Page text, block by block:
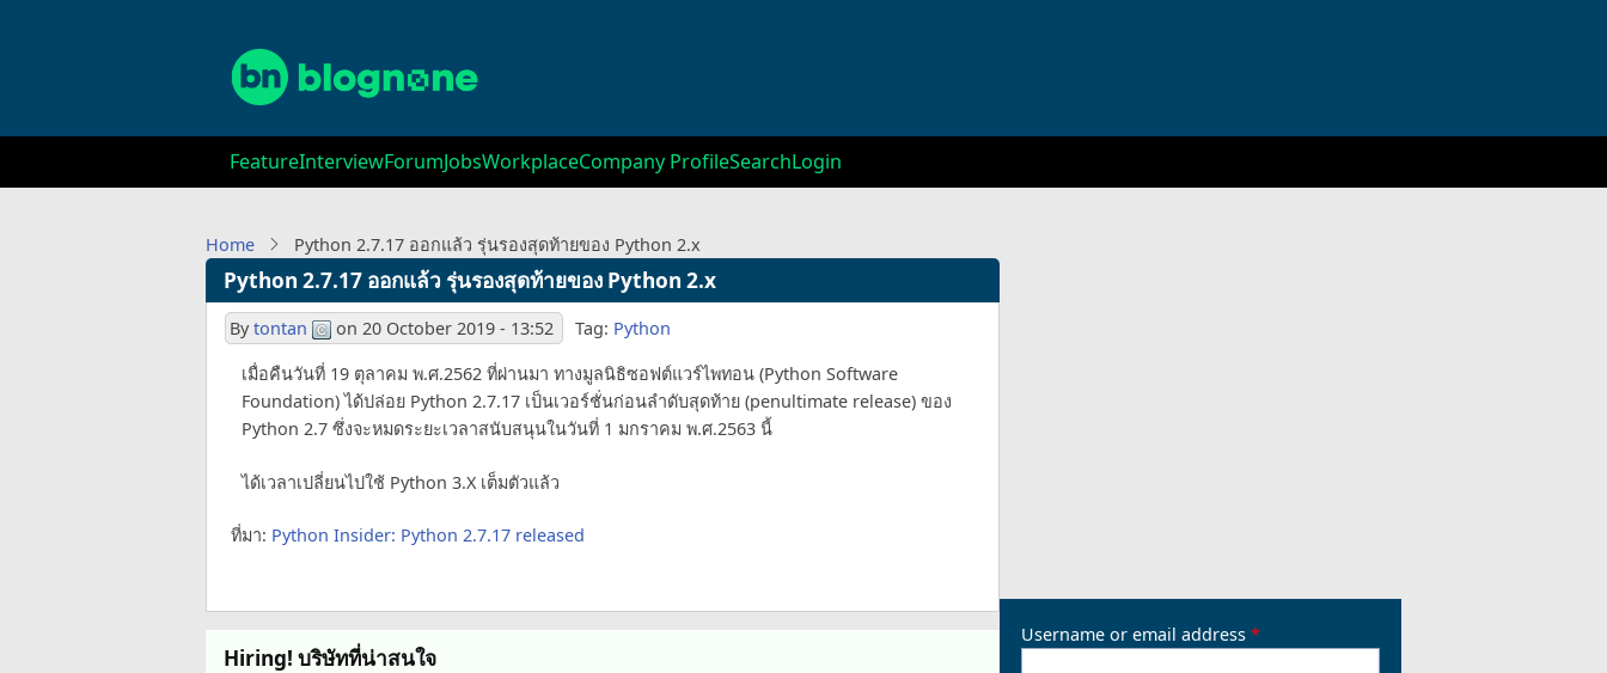
Main
navigation
FeatureInterviewForumJobsWorkplaceCompany ProfileSearchLogin
Home Python 2.7.17 ออกแล้ว รุ่นรองสุดท้ายของ Python 2.x
Python 2.7.17 ออกแล้ว รุ่นรองสุดท้ายของ Python 2.x
Bytontan on 20 October 2019 - 13:52 Tag: Python
เมื่อคืนวันที่ 19 ตุลาคม พ.ศ.2562 ที่ผ่านมา ทางมูลนิธิซอฟต์แวร์ไพทอน (Python Software
Foundation) ได้ปล่อย Python 2.7.17 เป็นเวอร์ชั่นก่อนลำดับสุดท้าย (penultimate release) ของ
Python 2.7 ซึ่งจะหมดระยะเวลาสนับสนุนในวันที่ 1 มกราคม พ.ศ.2563 นี้
ได้เวลาเปลี่ยนไปใช้ Python 3.X เต็มตัวแล้ว
ที่มา: Python Insider: Python 2.7.17 released
Hiring! บริษัทที่น่าสนใจ
Username or email address